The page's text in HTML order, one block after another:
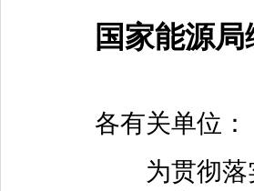
国家能源
各有关单位：
为贯彻落实